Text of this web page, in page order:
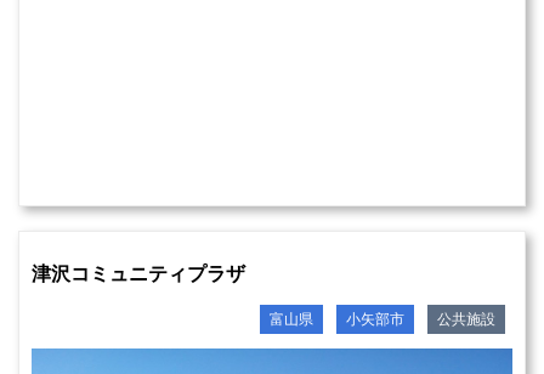
津沢コミュニティプラザ
富山県 小矢部市 公共施設